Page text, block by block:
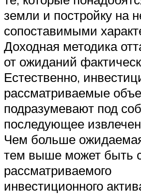
земли и постройку на
сопоставимыми
Доходная методика
от ожиданий
Естественно,
рассматриваемые
подразумевают под
последующее
Чем больше
тем выше может быть
рассматриваемого
инвестиционного